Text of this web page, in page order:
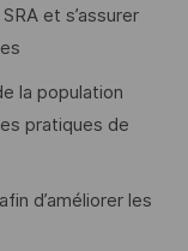
et s’assurer
la population
pratiques de
d’améliorer les